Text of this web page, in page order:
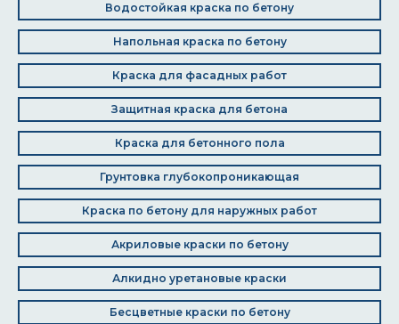
Водостойкая краска по бетону
Напольная краска по бетону
Краска для фасадных работ
Защитная краска для бетона
Краска для бетонного пола
Грунтовка глубокопроникающая
Краска по бетону для наружных работ
Акриловые краски по бетону
Алкидно уретановые краски
Бесцветные краски по бетону